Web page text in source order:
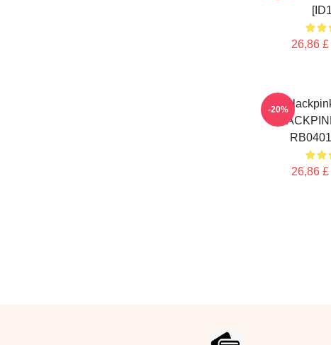
26,86
26,86
-20%